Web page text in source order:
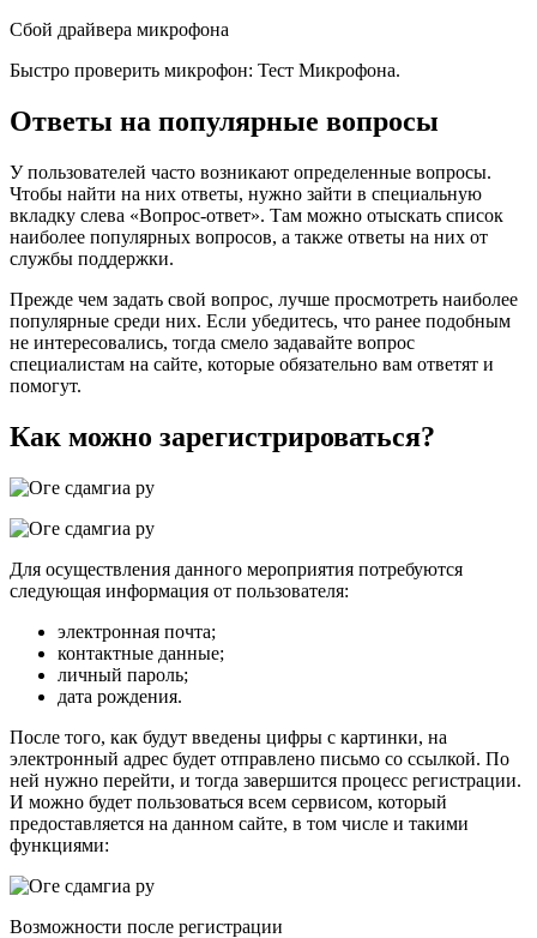
Сбой драйвера микрофона
Быстро проверить микрофон: Тест Микрофона.
Ответы на популярные вопросы
У пользователей часто возникают определенные вопросы.
Чтобы найти на них ответы, нужно зайти в специальную
вкладку слева «Вопрос-ответ». Там можно отыскать список
наиболее популярных вопросов, а также ответы на них от
службы поддержки.
Прежде чем задать свой вопрос, лучше просмотреть наиболее
популярные среди них. Если убедитесь, что ранее подобным
не интересовались, тогда смело задавайте вопрос
специалистам на сайте, которые обязательно вам ответят и
помогут.
Как можно зарегистрироваться?
Для осуществления данного мероприятия потребуются
следующая информация от пользователя:
электронная почта;
контактные данные;
личный пароль;
дата рождения.
После того, как будут введены цифры с картинки, на
электронный адрес будет отправлено письмо со ссылкой. По
ней нужно перейти, и тогда завершится процесс регистрации.
И можно будет пользоваться всем сервисом, который
предоставляется на данном сайте, в том числе и такими
функциями:
Возможности после регистрации